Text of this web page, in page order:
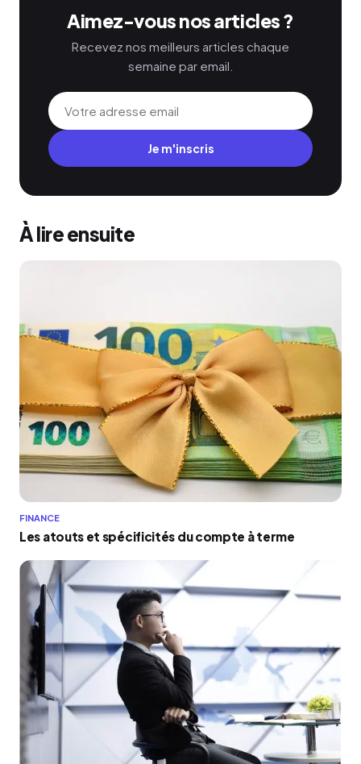
Aimez-vous nos articles ?
Recevez nos meilleurs articles chaque
semaine par email.
Je m'inscris
À lire ensuite
FINANCE
Les atouts et spécificités du compte à terme